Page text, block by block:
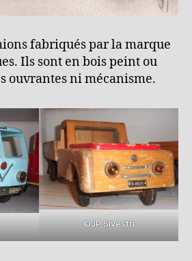
fabriqués par la marque
Ils sont en bois peint ou
ouvrantes ni mécanisme.
©JP Sivestri